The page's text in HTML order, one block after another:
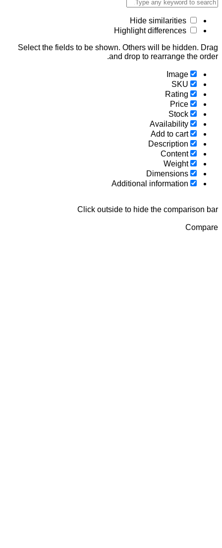
Select the fields to be shown. Others will be hidden.
and drop to rearrange the
Image
SKU
Rating
Price
Stock
Availability
Add to cart
Description
Content
Weight
Dimensions
Additional information
Click outside to hide the